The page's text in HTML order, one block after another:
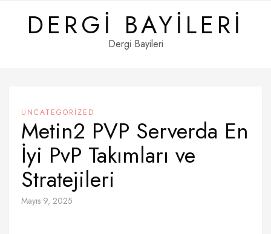
contentDERGI BAYILERI
Dergi Bayileri
UNCATEGORIZED
Metin2 PVP Serverda En
İyi PvP Takımları ve
Stratejileri
Mayıs 9, 2025